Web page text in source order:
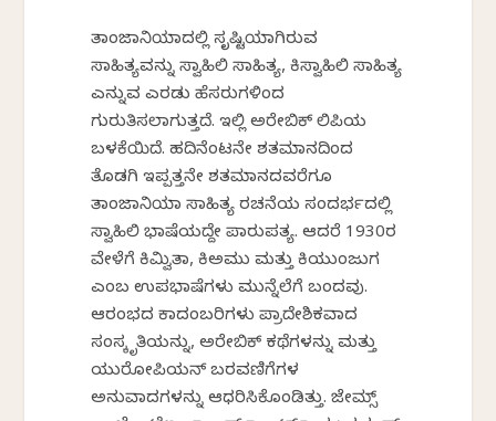
ತಾಂಜಾನಿಯಾದಲ್ಲಿ ಸೃಷ್ಟಿಯಾಗಿರುವ
ಸಾಹಿತ್ಯವನ್ನು ಸ್ವಾಹಿಲಿ ಸಾಹಿತ್ಯ, ಕಿಸ್ವಾಹಿಲಿ ಸಾಹಿತ್ಯ
ಎನ್ನುವ ಎರಡು ಹೆಸರುಗಳಿಂದ
ಗುರುತಿಸಲಾಗುತ್ತದೆ. ಇಲ್ಲಿ ಅರೇಬಿಕ್ ಲಿಪಿಯ
ಬಳಕೆಯಿದೆ. ಹದಿನೆಂಟನೇ ಶತಮಾನದಿಂದ
ತೊಡಗಿ ಇಪ್ಪತ್ತನೇ ಶತಮಾನದವರೆಗೂ
ತಾಂಜಾನಿಯಾ ಸಾಹಿತ್ಯ ರಚನೆಯ ಸಂದರ್ಭದಲ್ಲಿ
ಸ್ವಾಹಿಲಿ ಭಾಷೆಯದ್ದೇ ಪಾರುಪತ್ಯ. ಆದರೆ 1930ರ
ವೇಳೆಗೆ ಕಿಮ್ವಿತಾ, ಕಿಅಮು ಮತ್ತು ಕಿಯುಂಜುಗ
ಎಂಬ ಉಪಭಾಷೆಗಳು ಮುನ್ನೆಲೆಗೆ ಬಂದವು.
ಆರಂಭದ ಕಾದಂಬರಿಗಳು ಪ್ರಾದೇಶಿಕವಾದ
ಸಂಸ್ಕೃತಿಯನ್ನು, ಅರೇಬಿಕ್ ಕಥೆಗಳನ್ನು ಮತ್ತು
ಯುರೋಪಿಯನ್ ಬರವಣಿಗೆಗಳ
ಅನುವಾದಗಳನ್ನು ಆಧರಿಸಿಕೊಂಡಿತ್ತು. ಜೇಮ್ಸ್